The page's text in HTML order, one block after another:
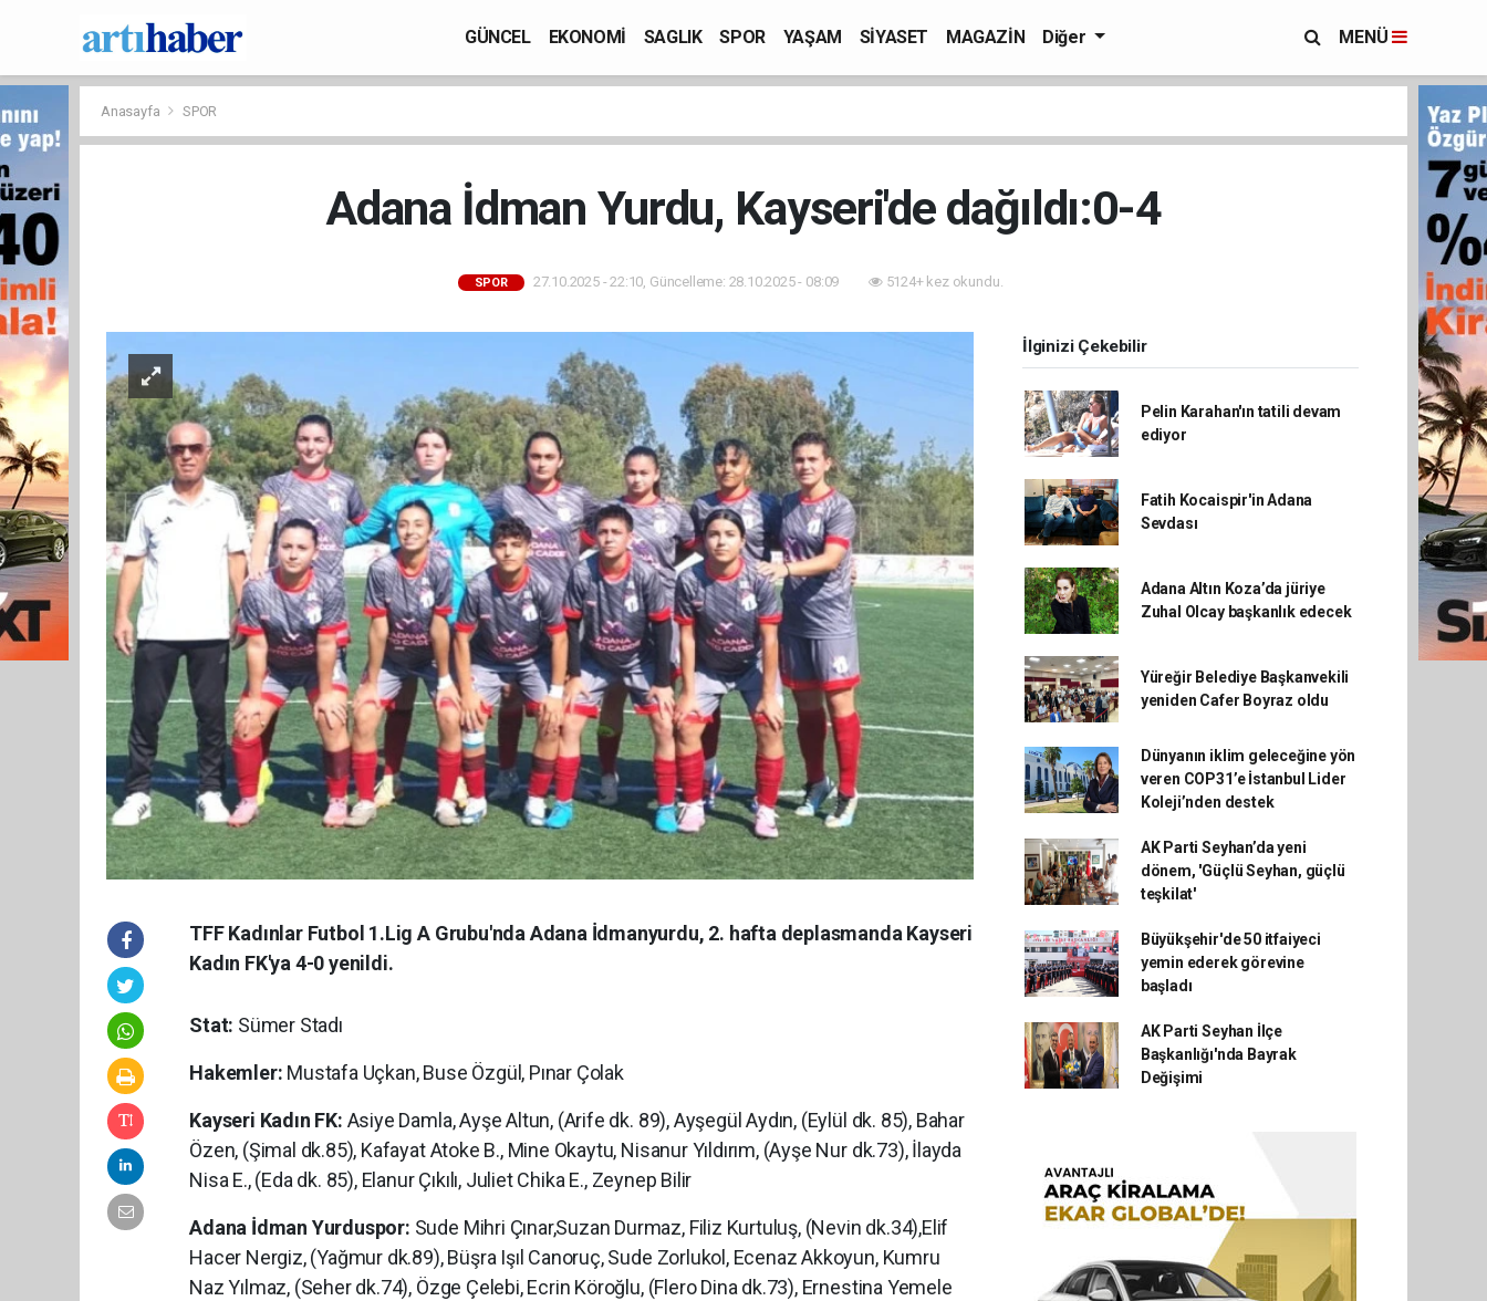
GÜNCEL EKONOMİ SAGLIK SPOR YAŞAM SİYASET MAGAZİN Diğer MENÜ
Anasayfa SPOR
Adana İdman Yurdu, Kayseri'de dağıldı:0-4
SPOR 27.10.2025 - 22:10, Güncelleme: 28.10.2025 - 08:09 5124+ kez okundu.
TFF Kadınlar Futbol 1.Lig A Grubu'nda Adana İdmanyurdu, 2. hafta deplasmanda Kayseri
Kadın FK'ya 4-0 yenildi.
Stat: Sümer Stadı
Hakemler: Mustafa Uçkan, Buse Özgül, Pınar Çolak
Kayseri Kadın FK: Asiye Damla, Ayşe Altun, (Arife dk. 89), Ayşegül Aydın, (Eylül dk. 85), Bahar
Özen, (Şimal dk.85), Kafayat Atoke B., Mine Okaytu, Nisanur Yıldırım, (Ayşe Nur dk.73), İlayda
Nisa E., (Eda dk. 85), Elanur Çıkılı, Juliet Chika E., Zeynep Bilir
Adana İdman Yurduspor: Sude Mihri Çınar,Suzan Durmaz, Filiz Kurtuluş, (Nevin dk.34),Elif
Hacer Nergiz, (Yağmur dk.89), Büşra Işıl Canoruç, Sude Zorlukol, Ecenaz Akkoyun, Kumru
Naz Yılmaz, (Seher dk.74), Özge Çelebi, Ecrin Köroğlu, (Flero Dina dk.73), Ernestina Yemele
İlginizi Çekebilir
Pelin Karahan'ın tatili devam
ediyor
Fatih Kocaispir'in Adana
Sevdası
Adana Altın Koza’da jüriye
Zuhal Olcay başkanlık edecek
Yüreğir Belediye Başkanvekili
yeniden Cafer Boyraz oldu
Dünyanın iklim geleceğine yön
veren COP31’e İstanbul Lider
Koleji’nden destek
AK Parti Seyhan’da yeni
dönem, 'Güçlü Seyhan, güçlü
teşkilat'
Büyükşehir'de 50 itfaiyeci
yemin ederek görevine
başladı
AK Parti Seyhan İlçe
Başkanlığı'nda Bayrak
Değişimi